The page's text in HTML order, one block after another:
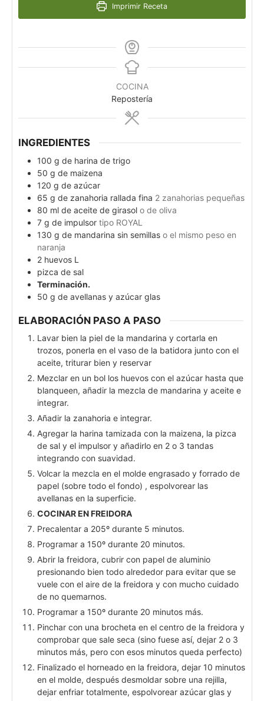
Imprimir Receta
COCINA
Repostería
INGREDIENTES
100 g de harina de trigo
50 g de maizena
120 g de azúcar
65 g de zanahoria rallada fina 2 zanahorias pequeñas
80 ml de aceite de girasol o de oliva
7 g de impulsor tipo ROYAL
130 g de mandarina sin semillas o el mismo peso en
naranja
2 huevos L
pizca de sal
Terminación.
50 g de avellanas y azúcar glas
ELABORACIÓN PASO A PASO
Lavar bien la piel de la mandarina y cortarla en
trozos, ponerla en el vaso de la batidora junto con el
aceite, triturar bien y reservar
Mezclar en un bol los huevos con el azúcar hasta que
blanqueen, añadir la mezcla de mandarina y aceite e
integrar.
Añadir la zanahoria e integrar.
Agregar la harina tamizada con la maizena, la pizca
de sal y el impulsor y añadirlo en 2 o 3 tandas
integrando con suavidad.
Volcar la mezcla en el molde engrasado y forrado de
papel (sobre todo el fondo) , espolvorear las
avellanas en la superficie.
COCINAR EN FREIDORA
Precalentar a 205º durante 5 minutos.
Programar a 150º durante 20 minutos.
Abrir la freidora, cubrir con papel de aluminio
presionando bien todo alrededor para evitar que se
vuele con el aire de la freidora y con mucho cuidado
de no quemarnos.
Programar a 150º durante 20 minutos más.
Pinchar con una brocheta en el centro de la freidora y
comprobar que sale seca (sino fuese así, dejar 2 o 3
minutos más, pero con esos minutos queda perfecto)
Finalizado el horneado en la freidora, dejar 10 minutos
en el molde, después desmoldar sobre una rejilla,
dejar enfriar totalmente, espolvorear azúcar glas y